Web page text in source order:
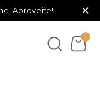
Aproveite! ×